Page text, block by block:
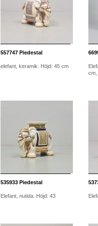
557747 Piedestal
elefant, keramik. Höjd: 45 cm
cm,
535933 Piedestal
Elefant, nutida. Höjd: 43